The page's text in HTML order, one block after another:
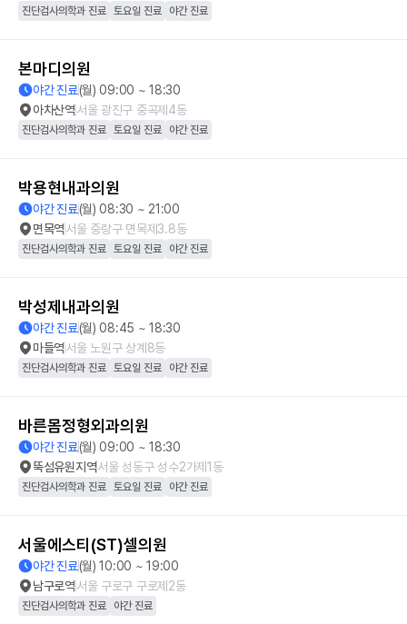
진단검사의학과 진료 토요일 진료 야간 진료
본마디의원
야간 진료(월) 09:00 ~ 18:30
아차산역서울 광진구 중곡제4동
진단검사의학과 진료 토요일 진료 야간 진료
박용현내과의원
야간 진료(월) 08:30 ~ 21:00
면목역서울 중랑구 면목제3.8동
진단검사의학과 진료 토요일 진료 야간 진료
박성제내과의원
야간 진료(월) 08:45 ~ 18:30
마들역서울 노원구 상계8동
진단검사의학과 진료 토요일 진료 야간 진료
바른몸정형외과의원
야간 진료(월) 09:00 ~ 18:30
뚝섬유원지역서울 성동구 성수2가제1동
진단검사의학과 진료 토요일 진료 야간 진료
서울에스티(ST)셀의원
야간 진료(월) 10:00 ~ 19:00
남구로역서울 구로구 구로제2동
진단검사의학과 진료 야간 진료